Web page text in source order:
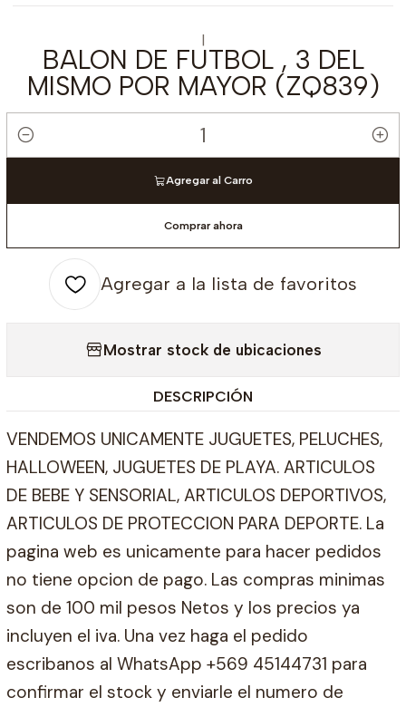
|
BALON DE FUTBOL , 3 DEL
MISMO POR MAYOR (ZQ839)
Cantidad
Agregar al Carro
Comprar ahora
Agregar a la lista de favoritos
Mostrar stock de ubicaciones
DESCRIPCIÓN
VENDEMOS UNICAMENTE JUGUETES, PELUCHES,
HALLOWEEN, JUGUETES DE PLAYA. ARTICULOS
DE BEBE Y SENSORIAL, ARTICULOS DEPORTIVOS,
ARTICULOS DE PROTECCION PARA DEPORTE. La
pagina web es unicamente para hacer pedidos
no tiene opcion de pago. Las compras minimas
son de 100 mil pesos Netos y los precios ya
incluyen el iva. Una vez haga el pedido
escribanos al WhatsApp +569 45144731 para
confirmar el stock y enviarle el numero de